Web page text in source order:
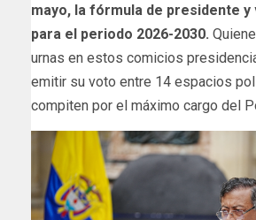
mayo, la fórmula de presidente
para el periodo 2026-2030.
urnas en estos comicios
emitir su voto entre 14 espacios
compiten por el máximo cargo del